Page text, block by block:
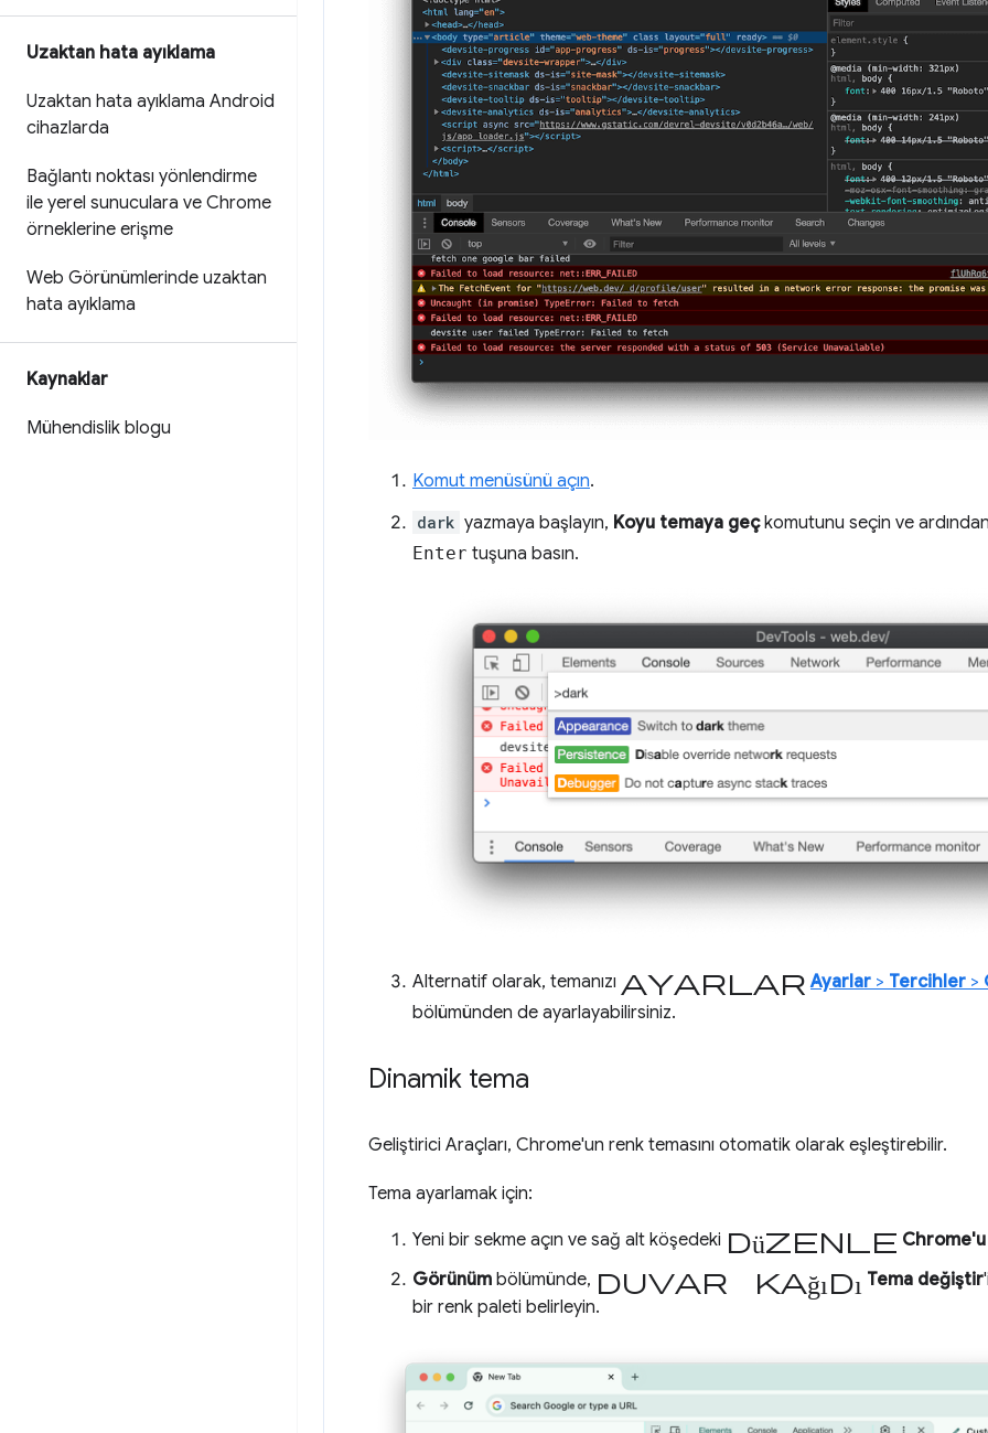
Uzaktan hata ayıklama
Uzaktan hata ayıklama Android
cihazlarda
Bağlantı noktası yönlendirme
ile yerel sunuculara ve Chrome
örneklerine erişme
Web Görünümlerinde uzaktan
hata ayıklama
Kaynaklar
Mühendislik blogu
Komut menüsünü açın.
dark yazmaya başlayın, Koyu temaya geçkomutunu seçin ve
Enter tuşuna basın.
Alternatif olarak, temanızı ayarlar Ayarlar > Tercihler >
bölümünden de ayarlayabilirsiniz.
Dinamik tema
Geliştirici Araçları, Chrome'un renk temasını otomatik olarak eşleştirebilir.
Tema ayarlamak için:
Yeni bir sekme açın ve sağ alt köşedeki düzenle
Görünüm bölümünde, duvar kağıdı Tema değiştir
bir renk paleti belirleyin.